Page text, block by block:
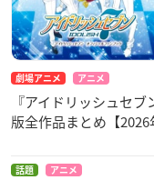
劇場アニメ アニメ
『アイドリッシュセ
版全作品まとめ【2026
話題 アニメ